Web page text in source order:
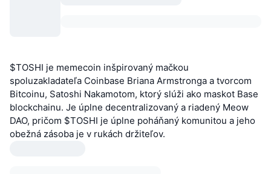
$TOSHI je memecoin inšpirovaný mačkou
spoluzakladateľa Coinbase Briana Armstronga a tvorcom
Bitcoinu, Satoshi Nakamotom, ktorý slúži ako maskot Base
blockchainu. Je úplne decentralizovaný a riadený Meow
DAO, pričom $TOSHI je úplne poháňaný komunitou a jeho
obežná zásoba je v rukách držiteľov.